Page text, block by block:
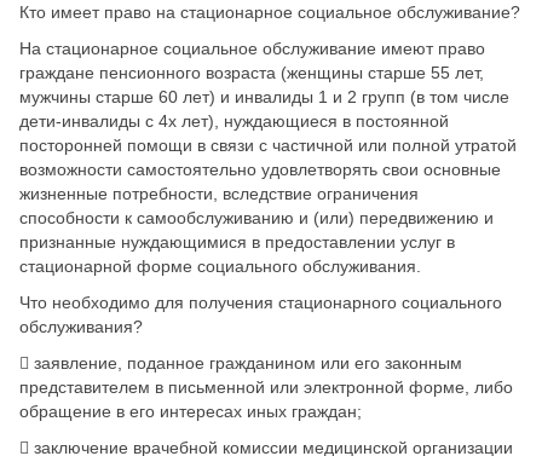
Кто имеет право на стационарное социальное обслуживание?
На стационарное социальное обслуживание имеют право
граждане пенсионного возраста (женщины старше 55 лет,
мужчины старше 60 лет) и инвалиды 1 и 2 групп (в том числе
дети-инвалиды с 4х лет), нуждающиеся в постоянной
посторонней помощи в связи с частичной или полной утратой
возможности самостоятельно удовлетворять свои основные
жизненные потребности, вследствие ограничения
способности к самообслуживанию и (или) передвижению и
признанные нуждающимися в предоставлении услуг в
стационарной форме социального обслуживания.
Что необходимо для получения стационарного социального
обслуживания?
​ заявление, поданное гражданином или его законным
представителем в письменной или электронной форме, либо
обращение в его интересах иных граждан;
​ заключение врачебной комиссии медицинской организации